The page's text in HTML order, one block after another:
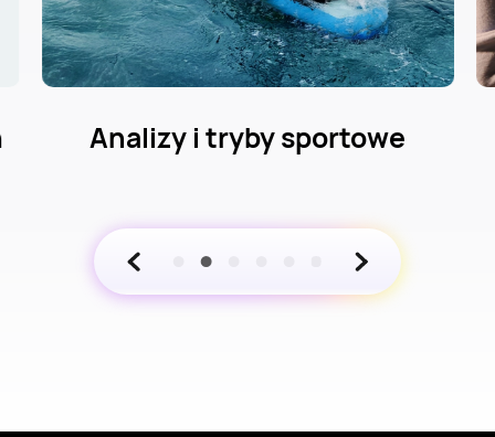
Kompleksowe zarządzanie